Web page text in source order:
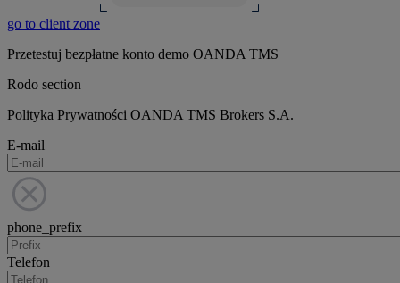
go to client zone
Przetestuj bezpłatne konto demo OANDA TMS
Rodo section
Polityka Prywatności OANDA TMS Brokers S.A.
E-mail
phone_prefix
Telefon